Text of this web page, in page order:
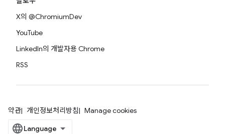
X의 @ChromiumDev
YouTube
LinkedIn의 개발자용 Chrome
RSS
약관 개인정보처리방침 Manage cookies